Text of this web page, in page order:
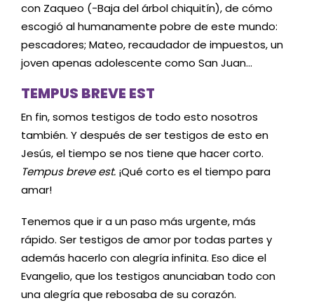
con Zaqueo (-Baja del árbol chiquitín), de cómo
escogió al humanamente pobre de este mundo:
pescadores; Mateo, recaudador de impuestos, un
joven apenas adolescente como San Juan…
TEMPUS BREVE EST
En fin, somos testigos de todo esto nosotros
también. Y después de ser testigos de esto en
Jesús, el tiempo se nos tiene que hacer corto.
Tempus breve est. ¡Qué corto es el tiempo para
amar!
Tenemos que ir a un paso más urgente, más
rápido. Ser testigos de amor por todas partes y
además hacerlo con alegría infinita. Eso dice el
Evangelio, que los testigos anunciaban todo con
una alegría que rebosaba de su corazón.